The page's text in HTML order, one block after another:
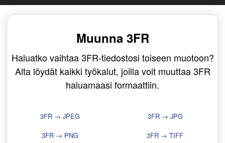
Muunna 3FR
Haluatko vaihtaa 3FR-tiedostosi toiseen muotoon?
Alta löydät kaikki työkalut, joilla voit muuttaa 3FR
haluamaasi formaattiin.
3FR → JPEG
3FR → JPG
3FR → PNG
3FR → TIFF